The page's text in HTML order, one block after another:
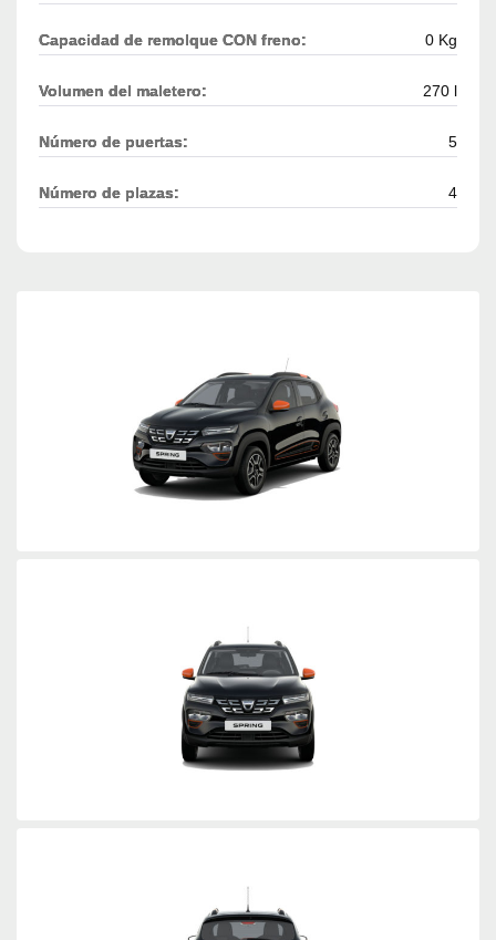
Capacidad de remolque CON freno: 0 Kg
Volumen del maletero: 270 l
Número de puertas: 5
Número de plazas: 4